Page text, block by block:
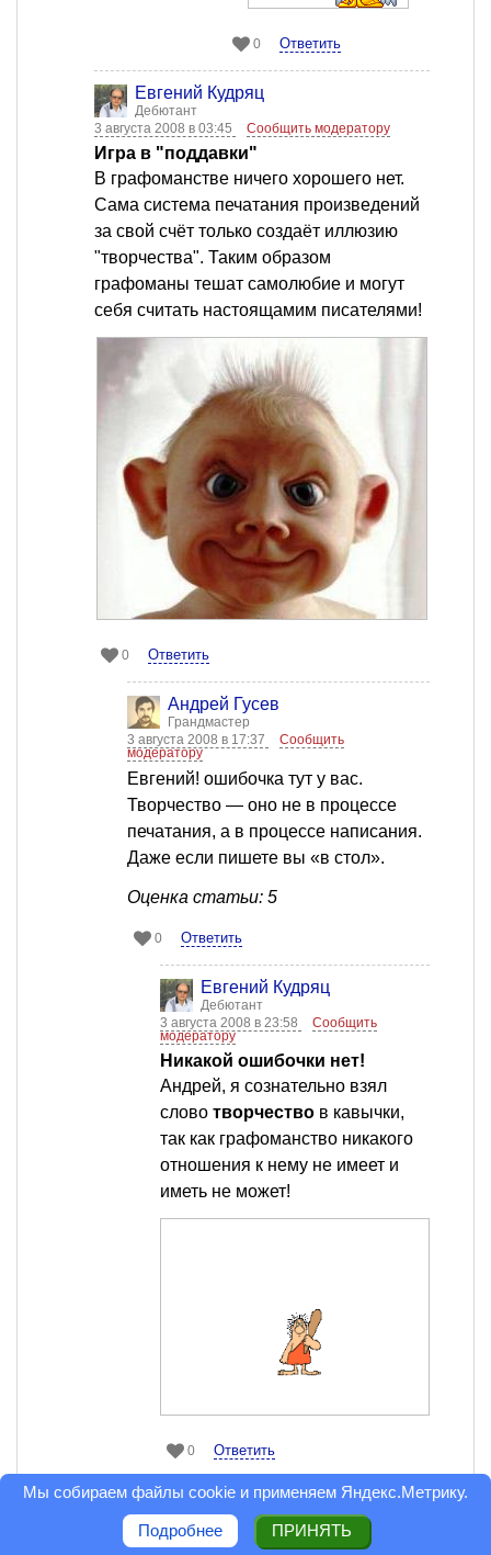
0 Ответить
Евгений Кудряц
Дебютант
3 августа 2008 в 03:45
Сообщить модератору
Игра в "поддавки"
В графоманстве ничего хорошего нет.
Сама система печатания произведений
за свой счёт только создаёт иллюзию
"творчества". Таким образом
графоманы тешат самолюбие и могут
себя считать настоящамим писателями!
0 Ответить
Андрей Гусев
Грандмастер
3 августа 2008 в 17:37
Сообщить
модератору
Евгений! ошибочка тут у вас.
Творчество — оно не в процессе
печатания, а в процессе написания.
Даже если пишете вы «в стол».
Оценка статьи: 5
0 Ответить
Евгений Кудряц
Дебютант
3 августа 2008 в 23:58
Сообщить
модератору
Никакой ошибочки нет!
Андрей, я сознательно взял
слово творчество в кавычки,
так как графоманство никакого
отношения к нему не имеет и
иметь не может!
0 Ответить
София Варган
Грандмастер
3 августа 2008 в 01:39
Сообщить модератору
Мы собираем файлы cookie и применяем Яндекс.Метрику.
Подробнее ПРИНЯТЬ